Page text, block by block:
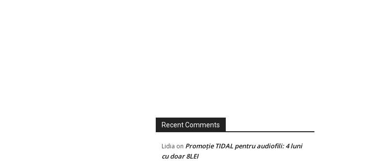
Recent Comments
Lidia on Promoție TIDAL pentru audiofili: 4 luni
cu doar 8LEI